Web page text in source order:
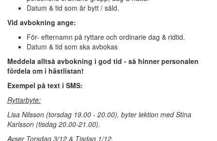
Datum & tid som är bytt / såld.
Vid avbokning ange:
För- efternamn på ryttare och ordinarie dag & ridtid.
Datum & tid som ska avbokas
Meddela alltså avbokning i god tid - så hinner personalen
fördela om i hästlistan!
Exempel på text i SMS:
Ryttarbyte:
Lisa Nilsson (torsdag 19.00 - 20.00), byter lektion med Stina
Karlsson (tisdag 20.00-21.00).
Avser Torsdag 3/12 & Tisdag 1/12.